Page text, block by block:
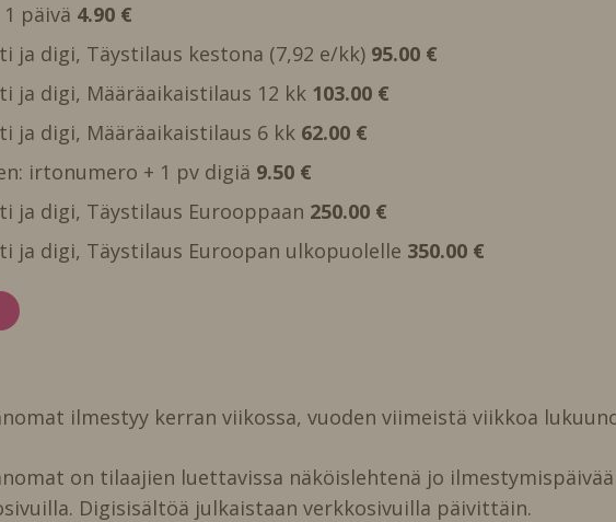
päivä 4.90 €
ja digi, Täystilaus kestona (7,92 e/kk) 95.00 €
ja digi, Määräaikaistilaus 12 kk 103.00 €
ja digi, Määräaikaistilaus 6 kk 62.00 €
irtonumero + 1 pv digiä 9.50 €
ja digi, Täystilaus Eurooppaan 250.00 €
ja digi, Täystilaus Euroopan ulkopuolelle 350.00 €
ilmestyy kerran viikossa, vuoden viimeistä viikkoa
on tilaajien luettavissa näköislehtenä jo
Digisisältöä julkaistaan verkkosivuilla päivittäin.